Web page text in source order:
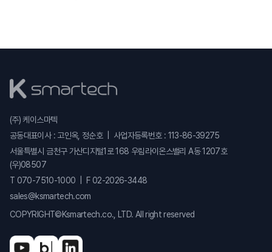
(주) 케이스마텍
공동대표이사 : 고인옥, 정순호 | 사업자등록번호 : 113-86-39275
서울특별시 금천구 가산디지털1로 168 우림라이온스밸리 A동 1207호
(우)08507
T 070-7510-1000 | F 02-2026-3448
sales@ksmartech.com
COPYRIGHT©Ksmartech.co., LTD. All right reserved